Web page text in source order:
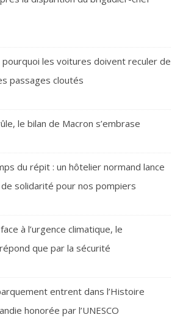
pourquoi les voitures doivent reculer de
passages cloutés
le bilan de Macron s’embrase
du répit : un hôtelier normand lance
solidarité pour nos pompiers
à l’urgence climatique, le
que par la sécurité
entrent dans l’Histoire
honorée par l’UNESCO